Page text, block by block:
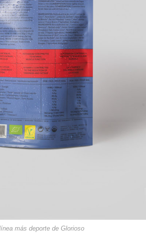
más deporte de Glorioso